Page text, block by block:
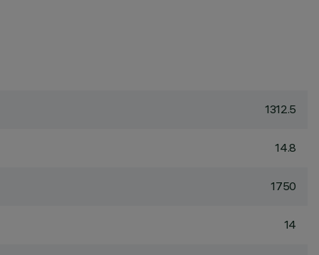
1312.5
14.8
1750
14